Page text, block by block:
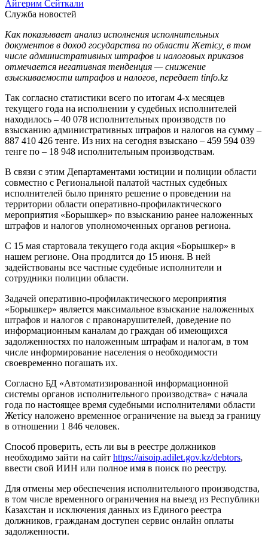
Айгерим Сейткали
Служба новостей
Как показывает анализ исполнения исполнительных
документов в доход государства по области Жетісу, в том
числе административных штрафов и налоговых приказов
отмечается негативная тенденция — снижение
взыскиваемости штрафов и налогов, передает tinfo.kz
Так согласно статистики всего по итогам 4-х месяцев
текущего года на исполнении у судебных исполнителей
находилось – 40 078 исполнительных производств по
взысканию административных штрафов и налогов на сумму –
887 410 426 тенге. Из них на сегодня взыскано – 459 594 039
тенге по – 18 948 исполнительным производствам.
В связи с этим Департаментами юстиции и полиции области
совместно с Региональной палатой частных судебных
исполнителей было принято решение о проведении на
территории области оперативно-профилактического
мероприятия «Борышкер» по взысканию ранее наложенных
штрафов и налогов уполномоченных органов региона.
C 15 мая стартовала текущего года акция «Борышкер» в
нашем регионе. Она продлится до 15 июня. В ней
задействованы все частные судебные исполнители и
сотрудники полиции области.
Задачей оперативно-профилактического мероприятия
«Борышкер» является максимальное взыскание наложенных
штрафов и налогов с правонарушителей, доведение по
информационным каналам до граждан об имеющихся
задолженностях по наложенным штрафам и налогам, в том
числе информирование населения о необходимости
своевременно погашать их.
Согласно БД «Автоматизированной информационной
системы органов исполнительного производства» с начала
года по настоящее время судебными исполнителями области
Жетісу наложено временное ограничение на выезд за границу
в отношении 1 846 человек.
Способ проверить, есть ли вы в реестре должников
необходимо зайти на сайт https://aisoip.adilet.gov.kz/debtors,
ввести свой ИИН или полное имя в поиск по реестру.
Для отмены мер обеспечения исполнительного производства,
в том числе временного ограничения на выезд из Республики
Казахстан и исключения данных из Единого реестра
должников, гражданам доступен сервис онлайн оплаты
задолженности.